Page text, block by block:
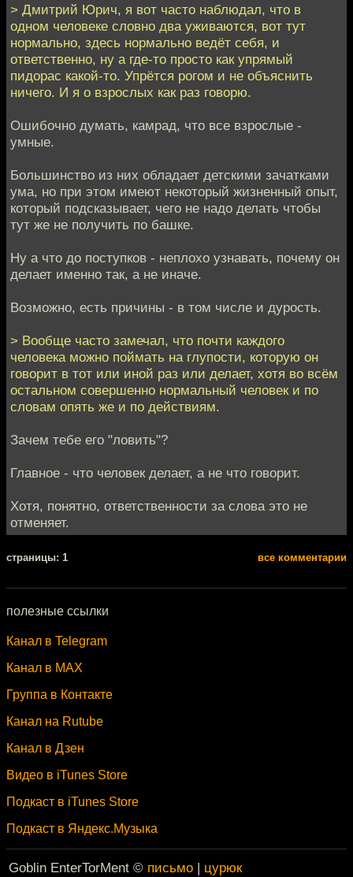
> Дмитрий Юрич, я вот часто наблюдал, что в
одном человеке словно два уживаются, вот тут
нормально, здесь нормально ведёт себя, и
ответственно, ну а где-то просто как упрямый
пидорас какой-то. Упрётся рогом и не объяснить
ничего. И я о взрослых как раз говорю.
Ошибочно думать, камрад, что все взрослые -
умные.
Большинство из них обладает детскими зачатками
ума, но при этом имеют некоторый жизненный опыт,
который подсказывает, чего не надо делать чтобы
тут же не получить по башке.
Ну а что до поступков - неплохо узнавать, почему он
делает именно так, а не иначе.
Возможно, есть причины - в том числе и дурость.
> Вообще часто замечал, что почти каждого
человека можно поймать на глупости, которую он
говорит в тот или иной раз или делает, хотя во всём
остальном совершенно нормальный человек и по
словам опять же и по действиям.
Зачем тебе его "ловить"?
Главное - что человек делает, а не что говорит.
Хотя, понятно, ответственности за слова это не
отменяет.
cтраницы: 1 все комментарии
полезные ссылки
Канал в Telegram
Канал в MAX
Группа в Контакте
Канал на Rutube
Канал в Дзен
Видео в iTunes Store
Подкаст в iTunes Store
Подкаст в Яндекс.Музыка
Goblin EnterTorMent © письмо | цурюк